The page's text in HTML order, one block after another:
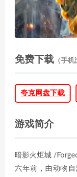
免费下载 （手
夸克网盘下载
游戏简介
暗影火炬城 /
六年前，由动物